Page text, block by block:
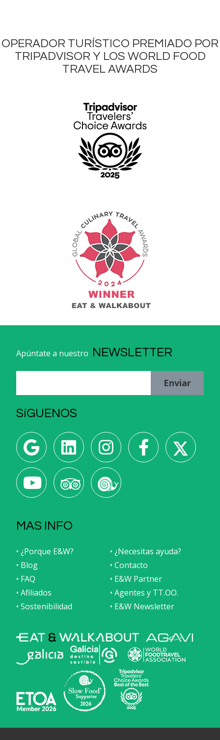
OPERADOR TURÍSTICO PREMIADO POR
TRIPADVISOR Y LOS WORLD FOOD
TRAVEL AWARDS
Apúntate a nuestro NEWSLETTER
Enviar
SíGUENOS
MAS INFO
• ¿Porque E&W?
• ¿Necesitas ayuda?
• Blog
• Contacto
• FAQ
• E&W Partner
• Afiliados
• Agentes y TT.OO.
• Sostenibilidad
• E&W Newsletter